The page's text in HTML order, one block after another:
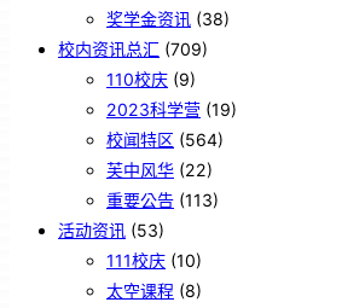
奖学金资讯 (38)
校内资讯总汇 (709)
110校庆 (9)
2023科学营 (19)
校闻特区 (564)
芙中风华 (22)
重要公告 (113)
活动资讯 (53)
111校庆 (10)
太空课程 (8)